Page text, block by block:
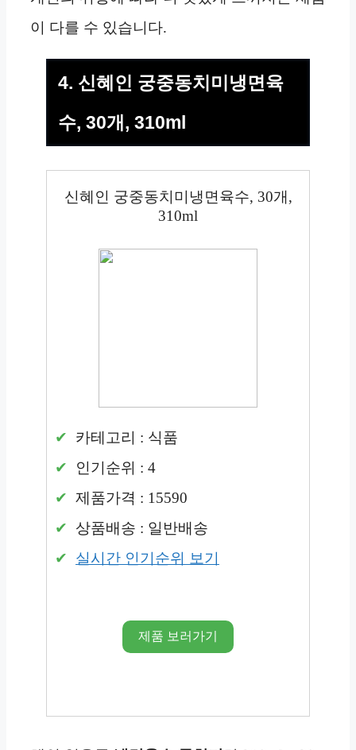
이 다를 수 있습니다.
4. 신혜인 궁중동치미냉면육
수, 30개, 310ml
신혜인 궁중동치미냉면육수, 30개,
310ml
카테고리 : 식품
인기순위 : 4
제품가격 : 15590
상품배송 : 일반배송
실시간 인기순위 보기
제품 보러가기